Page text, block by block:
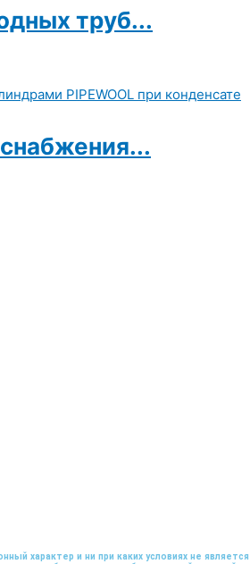
труб...
характер и ни при каких условиях не